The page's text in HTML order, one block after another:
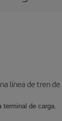
línea de tren
terminal de carga.